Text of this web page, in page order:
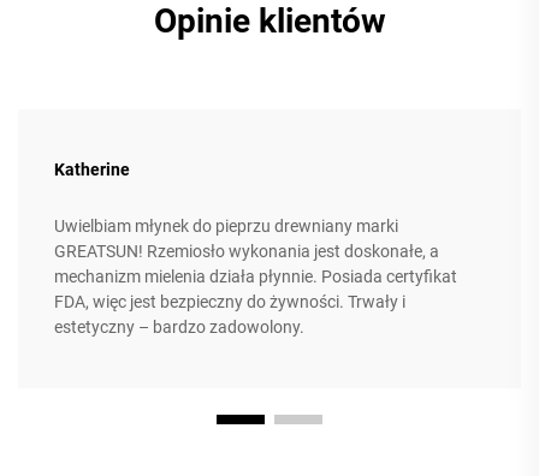
Opinie klientów
Katherine
Uwielbiam młynek do pieprzu drewniany marki
GREATSUN! Rzemiosło wykonania jest doskonałe, a
mechanizm mielenia działa płynnie. Posiada certyfikat
FDA, więc jest bezpieczny do żywności. Trwały i
estetyczny – bardzo zadowolony.